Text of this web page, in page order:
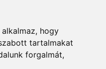
hogy
tartalmakat
forgalmát,